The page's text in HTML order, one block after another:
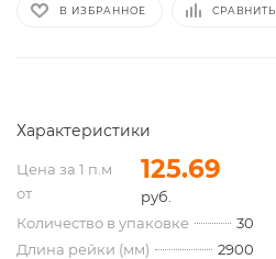
В ИЗБРАННОЕ СРАВНИТЬ
Характеристики
Цена за 1 п.м
от
125.69
руб.
Количество в упаковке
30
Длина рейки (мм)
2900